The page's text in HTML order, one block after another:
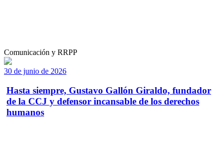
Comunicación y RRPP
30 de junio de 2026
Hasta siempre, Gustavo Gallón Giraldo, fundador
de la CCJ y defensor incansable de los derechos
humanos